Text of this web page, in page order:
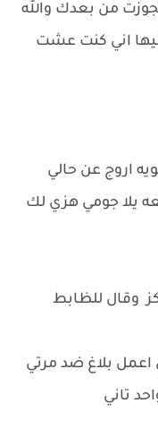
من بعدك والله
اني كنت عشت
اروج عن حالي
يلا جومي هزي لك
وقال للظابط
اعمل بلاغ ضد مرتي
تاني